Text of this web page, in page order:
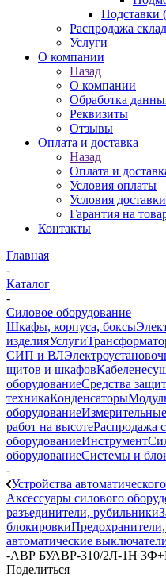
Подставки
Распродажа
Услуги
О компании
Назад
О компании
Обработка
Реквизиты
Отзывы
Оплата и доставка
Назад
Оплата и
Условия оплаты
Условия доставки
Гарантия на
Контакты
Главная
-
Каталог
-
Силовое оборудование
Шкафы, корпуса, боксы
изделияУслуги
СИП и ВЛ
щитов и шкафов
оборудованиеСредства
техникаКонденсаторы
оборудование
работ на высотеРаспродажа
оборудованиеИнструмент
оборудованиеСистемы и
-
Устройства
Аксессуары силового
разъединители, рубильники
блокировки
автоматические
-АВР БУАВР-310/2Л-1Н
Поделиться